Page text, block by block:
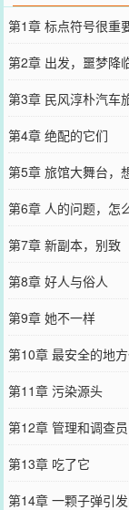
第1章 标点符号很重
第2章 出发，噩梦降
第3章 民风淳朴汽车
第4章 绝配的它们
第5章 旅馆大舞台，
第6章 人的问题，怎
第7章 新副本，别致
第8章 好人与俗人
第9章 她不一样
第10章 最安全的地
第11章 污染源头
第12章 管理和调查员
第13章 吃了它
第14章 一颗子弹引